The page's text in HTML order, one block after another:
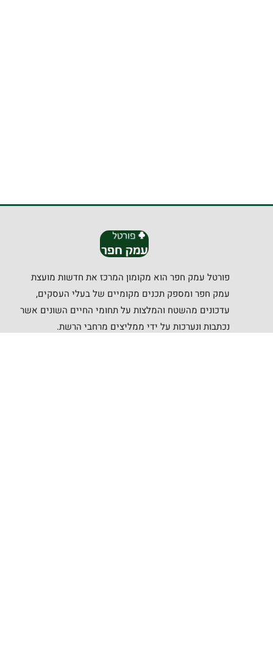
פורטל עמק חפר הוא מקומון המרכז את חדשות מועצת
עמק חפר ומספק תכנים מקומיים של בעלי העסקים,
עדכונים מהשטח והמלצות על תחומי החיים השונים אשר
נכתבות ונערכות על ידי ממליצים מרחבי הרשת.